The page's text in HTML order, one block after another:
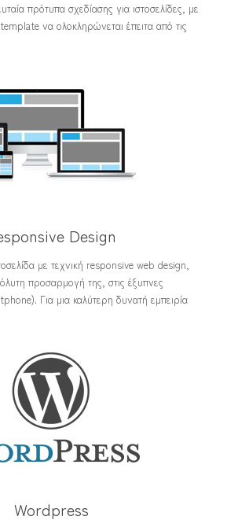
πρότυπα σχεδίασης για ιστοσελίδες, με
να ολοκληρώνεται έπειτα από τις
Design
με τεχνική responsive web design,
προσαρμογή της, στις έξυπνες
Για μια καλύτερη δυνατή εμπειρία
Wordpress